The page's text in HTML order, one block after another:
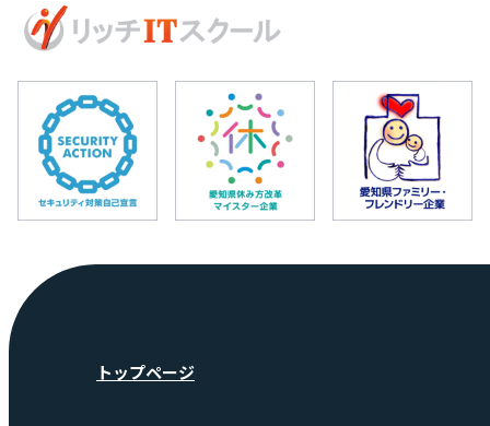
トップページ